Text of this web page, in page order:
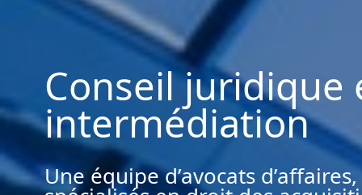
Conseil juridique
intermédiation
Une équipe d’avocats